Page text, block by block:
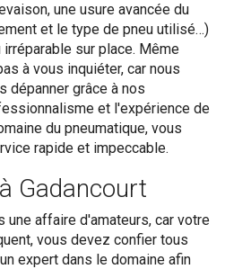
une usure avancée du
et le type de pneu utilisé…)
sur place. Même
à vous inquiéter, car nous
dépanner grâce à nos
et l'expérience de
du pneumatique, vous
rapide et impeccable.
Gadancourt
une affaire d'amateurs, car votre
vous devez confier tous
expert dans le domaine afin